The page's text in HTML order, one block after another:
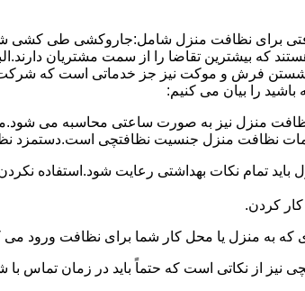
برای نظافت منزل شامل:جاروکشی طی کشی
که بیشترین تقاضا را از سمت مشتریان
شستن فرش و موکت نیز جز خدماتی است که
باشید را بیان می کنیم:
منزل نیز به صورت ساعتی محاسبه می
نظافت منزل جنسیت نظافتچی است.دستمزد
باید تمام نکات بهداشتی رعایت شود.استفاده
کردن.
که به منزل یا محل کار شما برای نظافت ورود
نیز از نکاتی است که حتماً باید در زمان